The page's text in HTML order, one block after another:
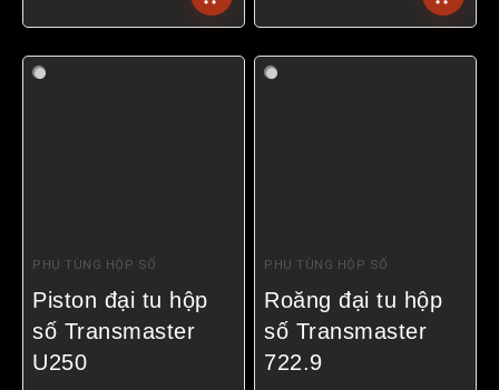
PHỤ TÙNG HỘP SỐ
Piston đại tu hộp
số Transmaster
U250
PHỤ TÙNG HỘP SỐ
Roăng đại tu hộp
số Transmaster
722.9